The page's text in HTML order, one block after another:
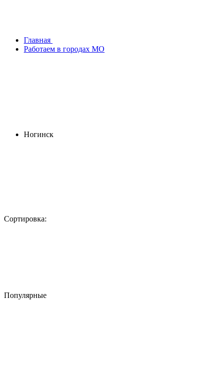
Главная
Работаем в городах МО
Ногинск
Сортировка:
Популярные